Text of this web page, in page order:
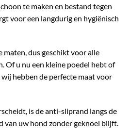
te maken en bestand tegen
voor een langdurig en hygiënisch
maten, dus geschikt voor alle
Of u nu een kleine poedel hebt of
hebben de perfecte maat voor
is de anti-sliprand langs de
van uw hond zonder geknoei blijft.